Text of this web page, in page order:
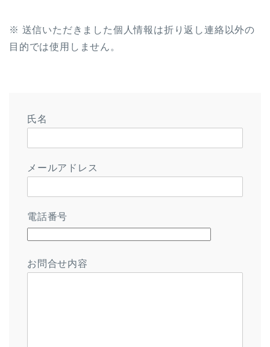
※ 送信いただきました個人情報は折り返し連絡以外の
目的では使用しません。
氏名
メールアドレス
電話番号
お問合せ内容